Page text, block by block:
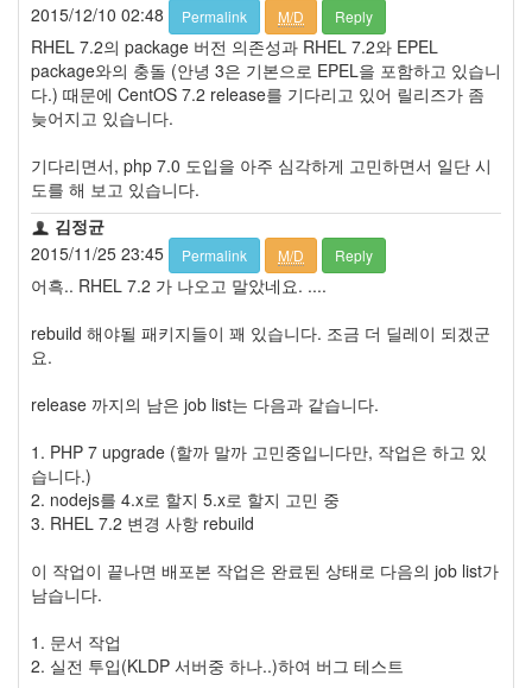
2015/12/10 02:48
Permalink M/D Reply
RHEL 7.2의 package 버전 의존성과 RHEL 7.2와 EPEL
package와의 충돌 (안녕 3은 기본으로 EPEL을 포함하고 있습니
다.) 때문에 CentOS 7.2 release를 기다리고 있어 릴리즈가 좀
늦어지고 있습니다.
기다리면서, php 7.0 도입을 아주 심각하게 고민하면서 일단 시
도를 해 보고 있습니다.
김정균
2015/11/25 23:45
Permalink M/D Reply
어흑.. RHEL 7.2 가 나오고 말았네요. ....
rebuild 해야될 패키지들이 꽤 있습니다. 조금 더 딜레이 되겠군
요.
release 까지의 남은 job list는 다음과 같습니다.
1. PHP 7 upgrade (할까 말까 고민중입니다만, 작업은 하고 있
습니다.)
2. nodejs를 4.x로 할지 5.x로 할지 고민 중
3. RHEL 7.2 변경 사항 rebuild
이 작업이 끝나면 배포본 작업은 완료된 상태로 다음의 job list가
남습니다.
1. 문서 작업
2. 실전 투입(KLDP 서버중 하나..)하여 버그 테스트